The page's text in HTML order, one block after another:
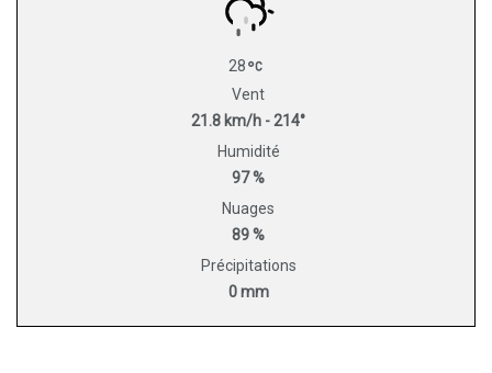
28
Vent
21.8 km/h - 214°
Humidité
97 %
Nuages
89 %
Précipitations
0 mm